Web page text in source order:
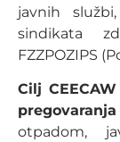
javnih
sindikata
FZZPOZIPS
Cilj
pregovaranja
otpadom,